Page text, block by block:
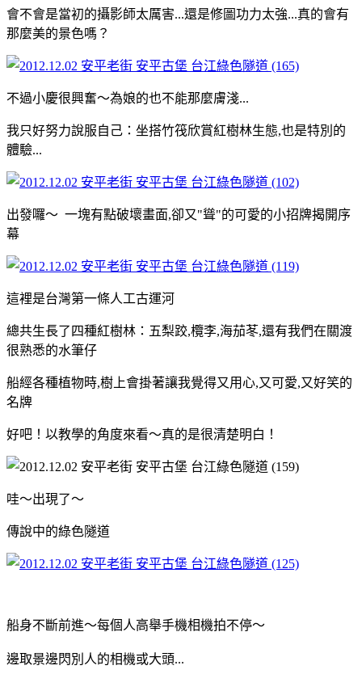
會不會是當初的攝影師太厲害...還是修圖功力太強...真的會有
那麼美的景色嗎？
不過小慶很興奮～為娘的也不能那麼膚淺...
我只好努力說服自己：坐搭竹筏欣賞紅樹林生態,也是特別的
體驗...
出發囉～ 一塊有點破壞畫面,卻又"聳"的可愛的小招牌揭開序
幕
這裡是台灣第一條人工古運河
總共生長了四種紅樹林：五梨跤,欖李,海茄苳,還有我們在關渡
很熟悉的水筆仔
船經各種植物時,樹上會掛著讓我覺得又用心,又可愛,又好笑的
名牌
好吧！以教學的角度來看～真的是很清楚明白！
哇～出現了～
傳說中的綠色隧道
船身不斷前進～每個人高舉手機相機拍不停～
邊取景邊閃別人的相機或大頭...